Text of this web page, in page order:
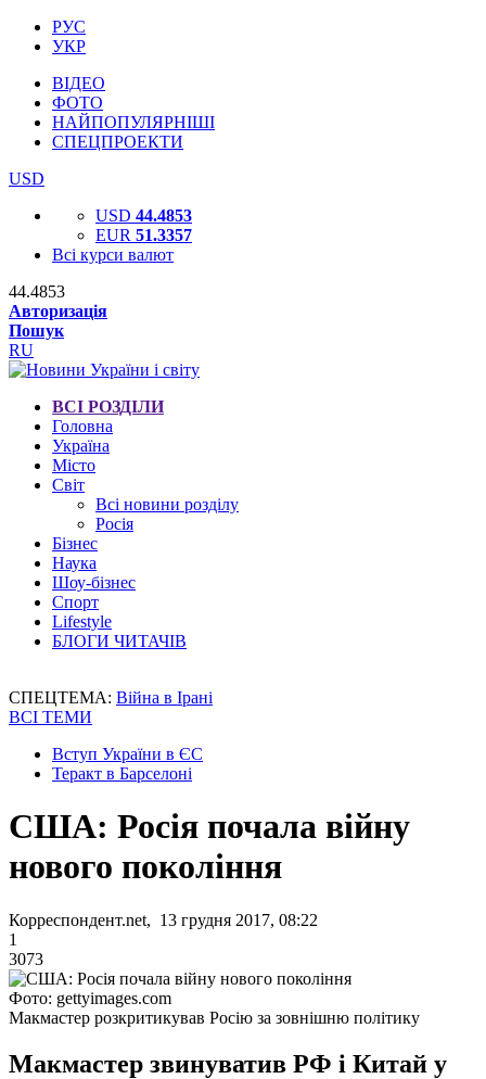
РУС
УКР
ВІДЕО
ФОТО
НАЙПОПУЛЯРНІШІ
СПЕЦПРОЕКТИ
USD
USD 44.4853
EUR 51.3357
Всі курси валют
44.4853
Авторизація
Пошук
RU
ВСІ РОЗДІЛИ
Головна
Україна
Місто
Світ
Всі новини розділу
Росія
Бізнес
Наука
Шоу-бізнес
Спорт
Lifestyle
БЛОГИ ЧИТАЧІВ
СПЕЦТЕМА: Війна в Ірані
ВСІ ТЕМИ
Вступ України в ЄС
Теракт в Барселоні
США: Росія почала війну
нового покоління
Корреспондент.net, 13 грудня 2017, 08:22
1
3073
Фото: gettyimages.com
Макмастер розкритикував Росію за зовнішню політику
Макмастер звинуватив РФ і Китай у